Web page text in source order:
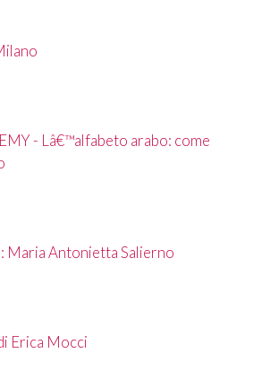
- Lâ€™alfabeto arabo: come
Maria Antonietta Salierno
Erica Mocci